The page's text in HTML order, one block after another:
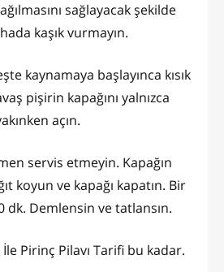
sağlayacak şekilde
kaşık vurmayın.
kaynamaya başlayınca kısık
pişirin kapağını yalnızca
açın.
servis etmeyin. Kapağın
koyun ve kapağı kapatın. Bir
dk. Demlensin ve tatlansın.
Pirinç Pilavı Tarifi bu kadar.